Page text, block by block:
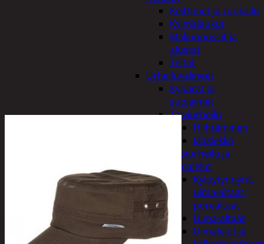
Keittimet ja ruokailu
Kylmälaukut
Makuupussit ja
alustat
Teltat
Urheiluvälineet
Kypärät ja
suojaimet
Talviurheilu
Hiihtäminen
Jääkiekko
Vesiurheilu ja
uimalelut
Kylpytynnyrit,
uima-altaat,
porealtaat
Uima-altaat
Uimalelut ja